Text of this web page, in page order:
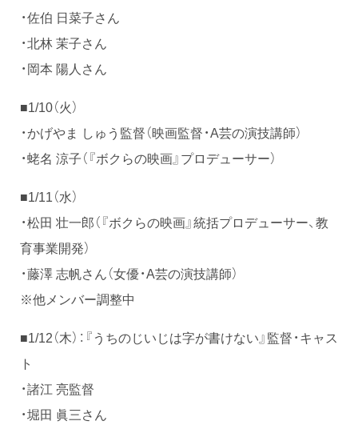
・佐伯 日菜子さん
・北林 茉子さん
・岡本 陽人さん
■1/10（火）
・かげやま しゅう監督（映画監督・A芸の演技講師）
・蛯名 涼子（『ボクらの映画』プロデューサー）
■1/11（水）
・松田 壮一郎（『ボクらの映画』統括プロデューサー、教
育事業開発）
・藤澤 志帆さん（女優・A芸の演技講師）
※他メンバー調整中
■1/12（木）：『うちのじいじは字が書けない』監督・キャス
ト
・諸江 亮監督
・堀田 眞三さん